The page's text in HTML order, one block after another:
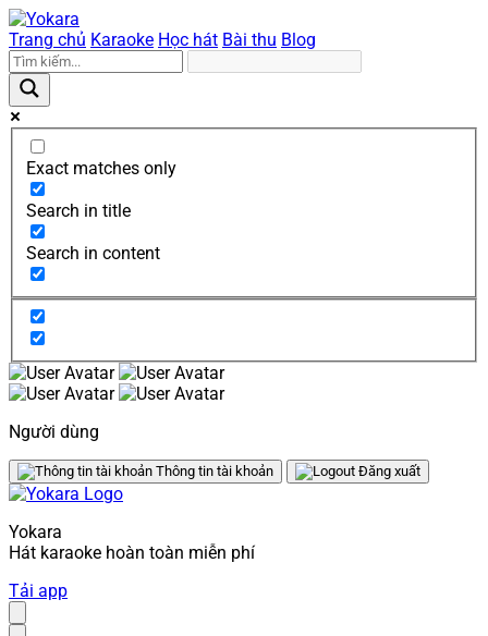
Trang chủ Karaoke Học hát Bài thu Blog
Exact matches only
Search in title
Search in content
Người dùng
Thông tin tài khoản Đăng xuất
Yokara
Hát karaoke hoàn toàn miễn phí
Tải app